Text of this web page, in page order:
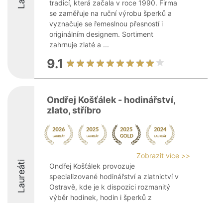
tradicí, která začala v roce 1990. Firma
se zaměřuje na ruční výrobu šperků a
vyznačuje se řemeslnou přesností i
originálním designem. Sortiment
zahrnuje zlaté a ...
9.1
Laureáti
Ondřej Košťálek - hodinářství,
zlato, stříbro
Zobrazit více >>
Ondřej Košťálek provozuje
specializované hodinářství a zlatnictví v
Ostravě, kde je k dispozici rozmanitý
výběr hodinek, hodin i šperků z